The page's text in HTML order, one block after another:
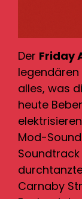
Der Friday
legendären
alles, was
heute
Mod-Sound
Carnaby